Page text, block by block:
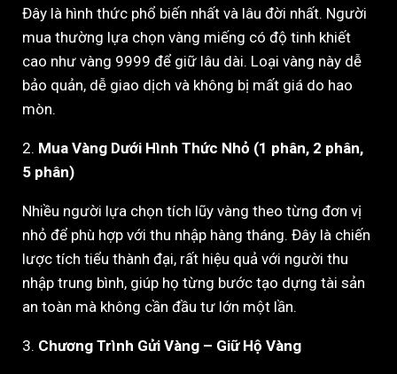
Đây là hình thức phổ biến nhất và lâu đời nhất. Người
mua thường lựa chọn vàng miếng có độ tinh khiết
cao như vàng 9999 để giữ lâu dài. Loại vàng này dễ
bảo quản, dễ giao dịch và không bị mất giá do hao
mòn.
2. Mua Vàng Dưới Hình Thức Nhỏ (1 phân, 2 phân,
5 phân)
Nhiều người lựa chọn tích lũy vàng theo từng đơn vị
nhỏ để phù hợp với thu nhập hàng tháng. Đây là chiến
lược tích tiểu thành đại, rất hiệu quả với người thu
nhập trung bình, giúp họ từng bước tạo dựng tài sản
an toàn mà không cần đầu tư lớn một lần.
3. Chương Trình Gửi Vàng – Giữ Hộ Vàng